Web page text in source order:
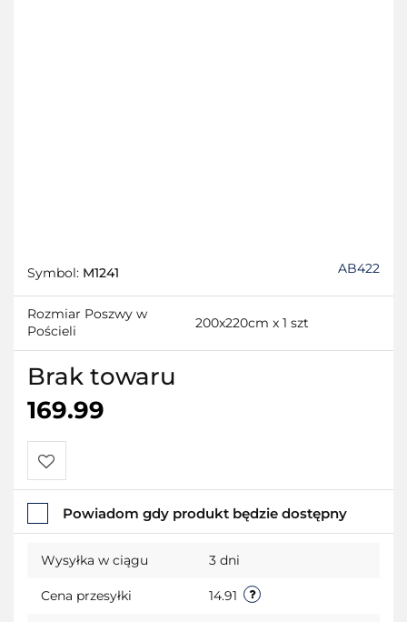
Symbol: M1241 AB422
Rozmiar Poszwy w
Pościeli
200x220cm x 1 szt
Brak towaru
169.99
Do
przechowalni
Powiadom gdy produkt będzie dostępny
Wysyłka w ciągu 3 dni
Cena przesyłki 14.91